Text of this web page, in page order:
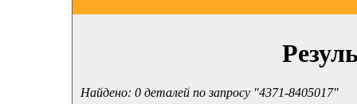
Найдено: 0 деталей по запросу "4371-8405017"